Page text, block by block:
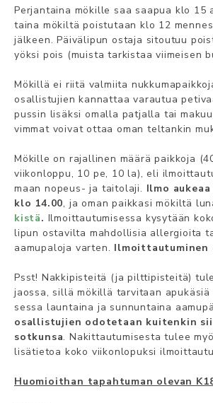
Per­jan­tai­na mök­ill­e saa saa­pua klo 15
tai­na mök­ilt­ä pois­tu­taan klo 12
jälk­een. Päiv­äli­pu­n os­ta­ja si­tou­tuu
yöks­i pois (muista tarkistaa viimeisen
Mök­ill­ä ei rii­tä val­mii­ta
osal­lis­tu­jien kan­nat­taa va­rau­tua
pus­sin li­säks­i omal­la pat­jal­la tai
vim­mat voi­vat ot­taa oman tel­tan­kin
Mök­ill­e on ra­jal­li­nen määrä­ paik­ko­ja
viikonloppu, 10 pe, 10 la), eli
maan no­peus- ja tai­to­la­ji. Il­mo
klo 14.00, ja oman paik­ka­si mök­ilt­ä
kis­tä. Ilmoittautumisessa kysytään
lipun ostavilta mahdollisia allergioita
aamupaloja varten. Ilmoittautuminen
Psst! Nak­ki­pis­tei­tä (ja pilttipisteitä)
jaos­sa, sil­lä mök­ill­ä tar­vi­taan
ses­sa launtaina ja sunnuntaina
osal­lis­tu­jien odo­te­taan kuitenkin
sot­kun­sa. Nakittautumisesta tulee
lisätietoa koko viikonlopuksi
Huomioithan tapahtuman olevan